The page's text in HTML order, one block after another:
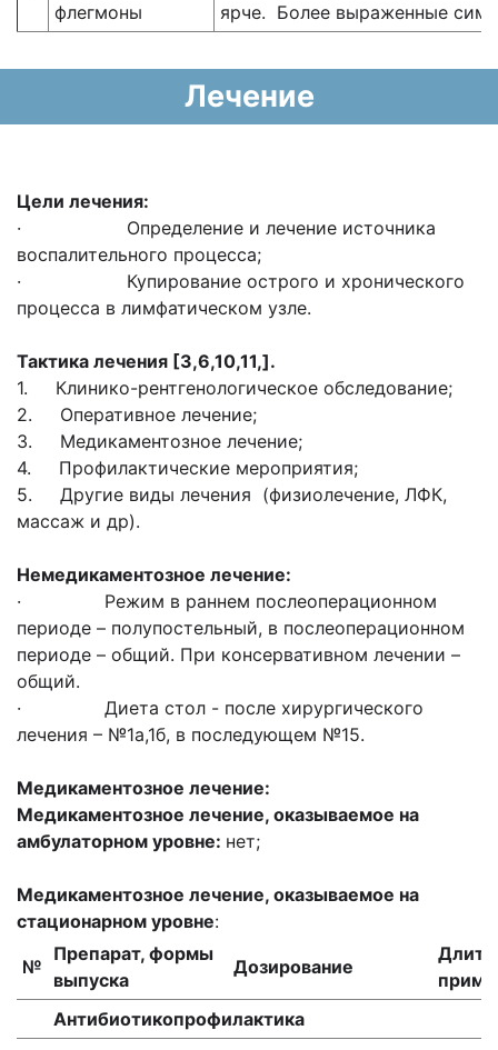
флегмоны
ярче. Более выраженные
Лечение
Цели лечения:
· Определение и лечение источника
воспалительного процесса;
· Купирование острого и хронического
процесса в лимфатическом узле.
Тактика лечения [3,6,10,11,].
1. Клинико-рентгенологическое обследование;
2. Оперативное лечение;
3. Медикаментозное лечение;
4. Профилактические мероприятия;
5. Другие виды лечения (физиолечение, ЛФК,
массаж и др).
Немедикаментозное лечение:
· Режим в раннем послеоперационном
периоде – полупостельный, в послеоперационном
периоде – общий. При консервативном лечении –
общий.
· Диета стол - после хирургического
лечения – №1а,1б, в последующем №15.
Медикаментозное лечение:
Медикаментозное лечение, оказываемое на
амбулаторном уровне: нет;
Медикаментозное лечение, оказываемое на
стационарном уровне:
№
Препарат, формы
выпуска
Дозирование
Антибиотикопрофилактика